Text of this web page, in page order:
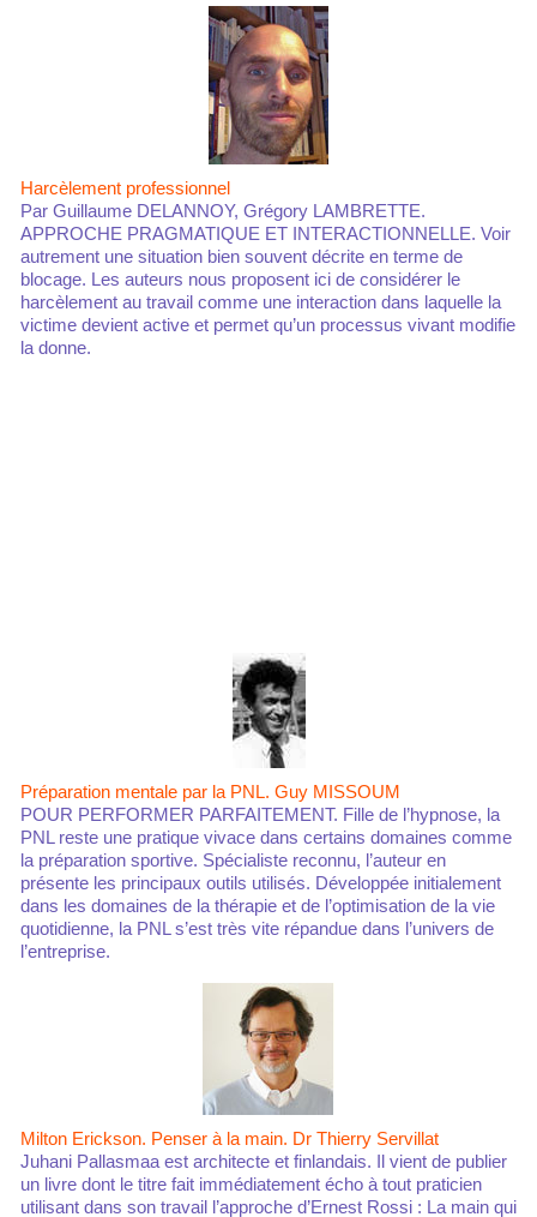
Harcèlement professionnel
Par Guillaume DELANNOY, Grégory LAMBRETTE.
APPROCHE PRAGMATIQUE ET INTERACTIONNELLE. Voir
autrement une situation bien souvent décrite en terme de
blocage. Les auteurs nous proposent ici de considérer le
harcèlement au travail comme une interaction dans laquelle la
victime devient active et permet qu’un processus vivant modifie
la donne.
Préparation mentale par la PNL. Guy MISSOUM
POUR PERFORMER PARFAITEMENT. Fille de l’hypnose, la
PNL reste une pratique vivace dans certains domaines comme
la préparation sportive. Spécialiste reconnu, l’auteur en
présente les principaux outils utilisés. Développée initialement
dans les domaines de la thérapie et de l’optimisation de la vie
quotidienne, la PNL s’est très vite répandue dans l’univers de
l’entreprise.
Milton Erickson. Penser à la main. Dr Thierry Servillat
Juhani Pallasmaa est architecte et finlandais. Il vient de publier
un livre dont le titre fait immédiatement écho à tout praticien
utilisant dans son travail l’approche d’Ernest Rossi : La main qui